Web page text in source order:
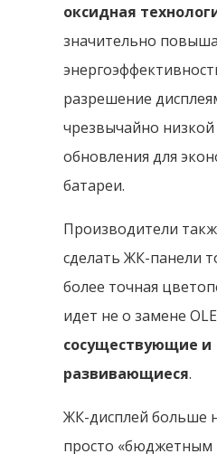
оксидная
значительно
разрешение
чрезвычайно низкой
обновления для
батареи.
Производители
сделать ЖК-панели
более точная
идет не о замене
сосуществующие и
развивающиеся.
ЖК-дисплей больше
просто «бюджетным